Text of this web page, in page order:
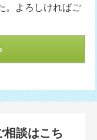
。よろしければご
相談はこち